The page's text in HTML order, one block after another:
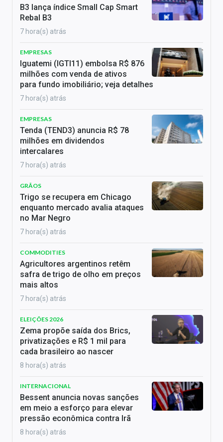
B3 lança índice Small Cap Smart
Rebal B3
7 hora(s) atrás
EMPRESAS
Iguatemi (IGTI11) embolsa R$ 876
milhões com venda de ativos
para fundo imobiliário; veja detalhes
7 hora(s) atrás
EMPRESAS
Tenda (TEND3) anuncia R$ 78
milhões em dividendos
intercalares
7 hora(s) atrás
GRÃOS
Trigo se recupera em Chicago
enquanto mercado avalia ataques
no Mar Negro
7 hora(s) atrás
COMMODITIES
Agricultores argentinos retêm
safra de trigo de olho em preços
mais altos
7 hora(s) atrás
ELEIÇÕES 2026
Zema propõe saída dos Brics,
privatizações e R$ 1 mil para
cada brasileiro ao nascer
8 hora(s) atrás
INTERNACIONAL
Bessent anuncia novas sanções
em meio a esforço para elevar
pressão econômica contra Irã
8 hora(s) atrás